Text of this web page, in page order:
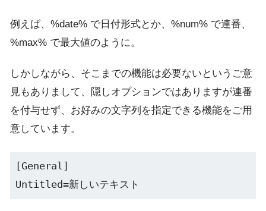
例えば、%date% で日付形式とか、%num% で連番、
%max% で最大値のように。
しかしながら、そこまでの機能は必要ないというご意
見もありまして、隠しオプションではありますが連番
を付与せず、お好みの文字列を指定できる機能をご用
意しています。
[General]
Untitled=新しいテキスト